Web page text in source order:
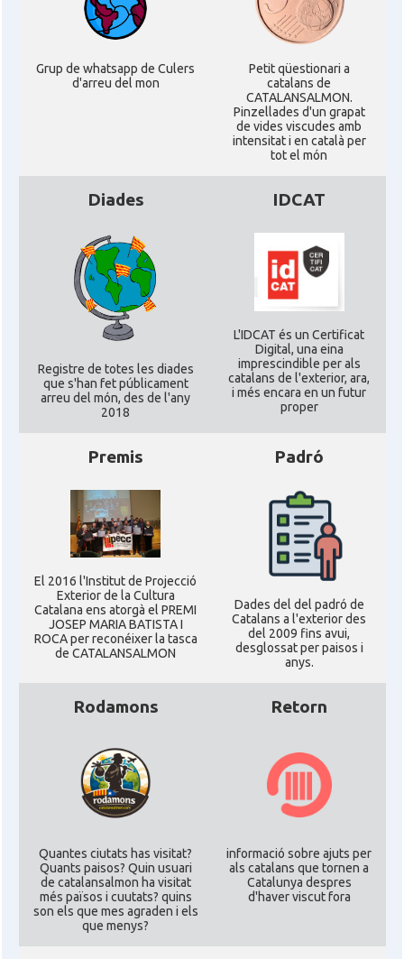
Grup de whatsapp de Culers
d'arreu del mon
Petit qüestionari a
catalans de
CATALANSALMON.
Pinzellades d'un grapat
de vides viscudes amb
intensitat i en català per
tot el món
Diades
Registre de totes les diades
que s'han fet públicament
arreu del món, des de l'any
2018
IDCAT
L'IDCAT és un Certificat
Digital, una eina
imprescindible per als
catalans de l'exterior, ara,
i més encara en un futur
proper
Premis
El 2016 l'Institut de Projecció
Exterior de la Cultura
Catalana ens atorgà el PREMI
JOSEP MARIA BATISTA I
ROCA per reconéixer la tasca
de CATALANSALMON
Padró
Dades del del padró de
Catalans a l'exterior des
del 2009 fins avui,
desglossat per paisos i
anys.
Rodamons
Quantes ciutats has visitat?
Quants paisos? Quin usuari
de catalansalmon ha visitat
més països i cuutats? quins
son els que mes agraden i els
que menys?
Retorn
informació sobre ajuts per
als catalans que tornen a
Catalunya despres
d'haver viscut fora